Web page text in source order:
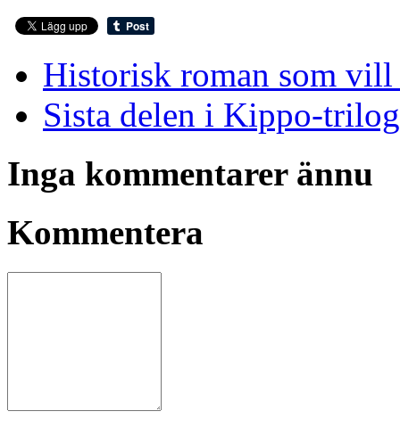
Historisk roman som
Sista delen i Kippo-
Inga kommentarer ännu
Kommentera